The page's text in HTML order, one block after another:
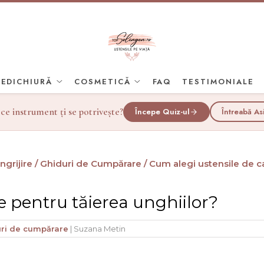
COSMETICĂ FAQ TESTIMONIALE
instrument ți se potrivește? Începe Quiz-ul Întreabă
/ Ghiduri de Cumpărare / Cum alegi ustensile de
pentru tăierea unghiilor?
de cumpărare | Suzana Metin